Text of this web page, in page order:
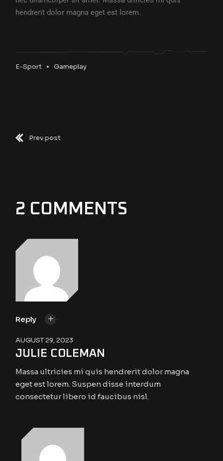
hendrerit dolor magna eget est lorem.
E-Sport Gameplay
Prev post
2 COMMENTS
AUGUST 29, 2023
JULIE COLEMAN
Reply
Massa ultricies mi quis hendrerit dolor magna
eget est lorem. Suspen disse interdum
consectetur libero id faucibus nisl.